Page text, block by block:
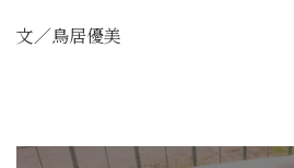
文／鳥居優美